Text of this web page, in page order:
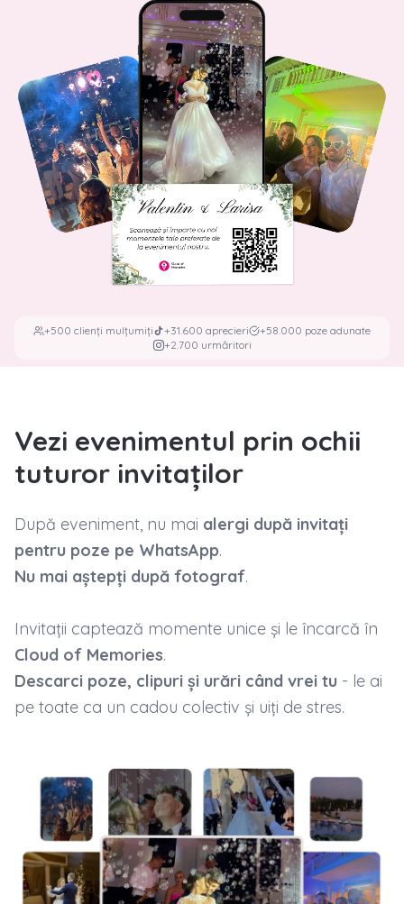
+500 clienți mulțumiți +31.600 aprecieri
+58.000 poze adunate
+2.700 urmăritori
Vezi evenimentul prin ochii
tuturor invitaților
După eveniment, nu mai alergi după invitați
pentru poze pe WhatsApp.
Nu mai aștepți după fotograf.
Invitații captează momente unice și le încarcă în
Cloud of Memories.
Descarci poze, clipuri și urări când vrei tu - le ai
pe toate ca un cadou colectiv și uiți de stres.